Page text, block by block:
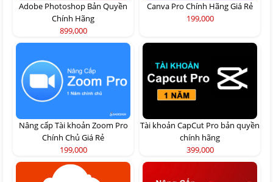
Adobe Photoshop Bản Quyền
Chính Hãng
899,000
Canva Pro Chính Hãng Giá Rẻ
199,000
Nâng cấp Tài khoản Zoom Pro
Chính Chủ Giá Rẻ
199,000
Tài khoản CapCut Pro bản quyền
chính hãng
399,000